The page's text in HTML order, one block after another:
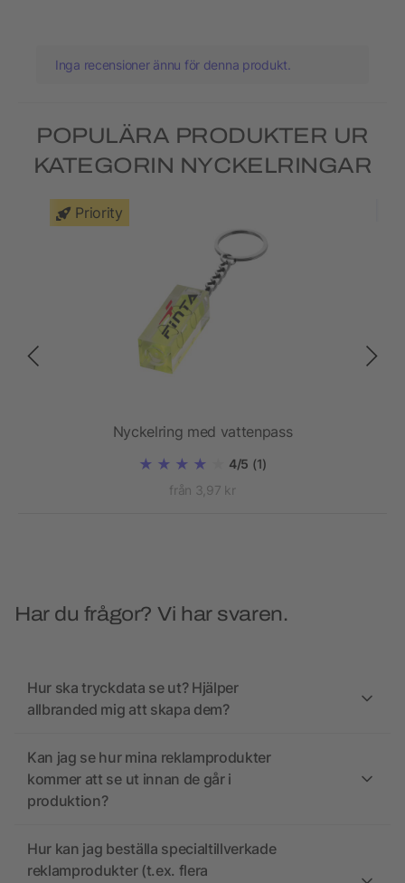
Inga recensioner ännu för denna produkt.
POPULÄRA PRODUKTER UR
KATEGORIN NYCKELRINGAR
Priority
Nyckelring med vattenpass
4/5 (1)
från 3,97 kr
Har du frågor? Vi har svaren.
Hur ska tryckdata se ut? Hjälper
allbranded mig att skapa dem?
Kan jag se hur mina reklamprodukter
kommer att se ut innan de går i
produktion?
Hur kan jag beställa specialtillverkade
reklamprodukter (t.ex. flera